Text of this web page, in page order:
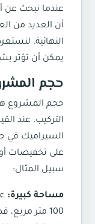
عندما نبحث عن
أن العديد من
النهائية.
يمكن أن تؤثر
حجم
حجم المشروع
التركيب. عند
السيراميك في
على تخفيضات
سبيل المثال:
مساحة كبيرة:
100 متر